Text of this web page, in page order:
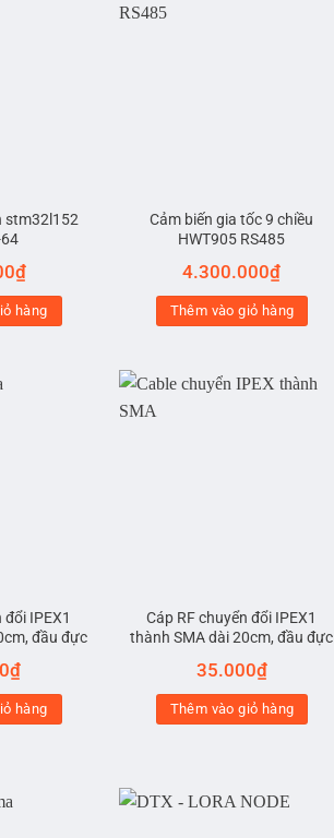
stm32l152
₫
hàng
Cảm biến gia tốc 9 chiều
HWT905 RS485
4.300.000₫
Thêm vào giỏ hàng
IPEX1
đầu đực
₫
hàng
Cáp RF chuyển đổi IPEX1
thành SMA dài 20cm, đầu đực
35.000₫
Thêm vào giỏ hàng